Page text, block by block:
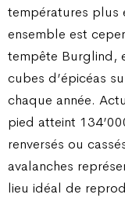
températures plus
ensemble est
tempête Burglind,
cubes d’épicéas
chaque année.
pied atteint
renversés ou
avalanches
lieu idéal de